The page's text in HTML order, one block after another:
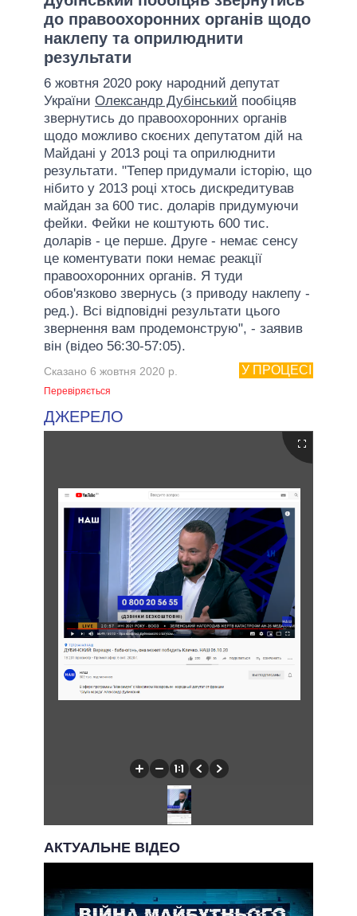
до правоохоронних органів щодо
наклепу та оприлюднити
результати
6 жовтня 2020 року народний депутат
України Олександр Дубінський пообіцяв
звернутись до правоохоронних органів
щодо можливо скоєних депутатом дій на
Майдані у 2013 році та оприлюднити
результати. "Тепер придумали історію, що
нібито у 2013 році хтось дискредитував
майдан за 600 тис. доларів придумуючи
фейки. Фейки не коштують 600 тис.
доларів - це перше. Друге - немає сенсу
це коментувати поки немає реакції
правоохоронних органів. Я туди
обов'язково звернусь (з приводу наклепу -
ред.). Всі відповідні результати цього
звернення вам продемонструю", - заявив
він (відео 56:30-57:05).
У ПРОЦЕСІ
Сказано 6 жовтня 2020 р.
Перевіряється
ДЖЕРЕЛО
АКТУАЛЬНЕ ВІДЕО